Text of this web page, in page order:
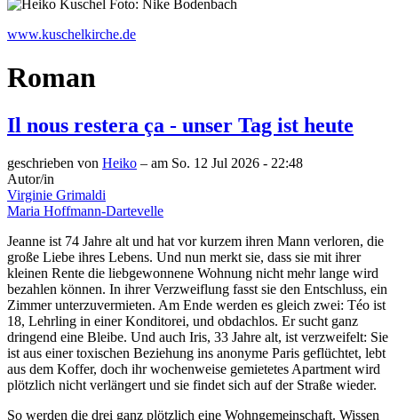
www.kuschelkirche.de
Roman
Il nous restera ça - unser Tag ist heute
geschrieben von Heiko – am So. 12 Jul 2026 - 22:48
Autor/in
Virginie Grimaldi
Maria Hoffmann-Dartevelle
Jeanne ist 74 Jahre alt und hat vor kurzem ihren Mann verloren, die
große Liebe ihres Lebens. Und nun merkt sie, dass sie mit ihrer
kleinen Rente die liebgewonnene Wohnung nicht mehr lange wird
bezahlen können. In ihrer Verzweiflung fasst sie den Entschluss, ein
Zimmer unterzuvermieten. Am Ende werden es gleich zwei: Téo ist
18, Lehrling in einer Konditorei, und obdachlos. Er sucht ganz
dringend eine Bleibe. Und auch Iris, 33 Jahre alt, ist verzweifelt: Sie
ist aus einer toxischen Beziehung ins anonyme Paris geflüchtet, lebt
aus dem Koffer, doch ihr wochenweise gemietetes Apartment wird
plötzlich nicht verlängert und sie findet sich auf der Straße wieder.
So werden die drei ganz plötzlich eine Wohngemeinschaft. Wissen